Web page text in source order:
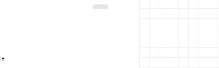
einer Update-Runde